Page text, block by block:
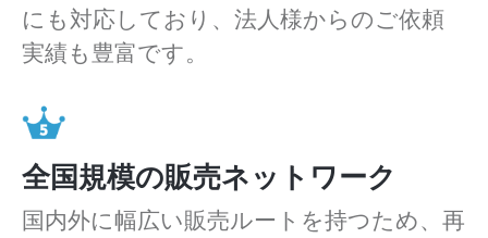
にも対応しており、法人様からのご依頼
実績も豊富です。
全国規模の販売ネットワーク
国内外に幅広い販売ルートを持つため、再